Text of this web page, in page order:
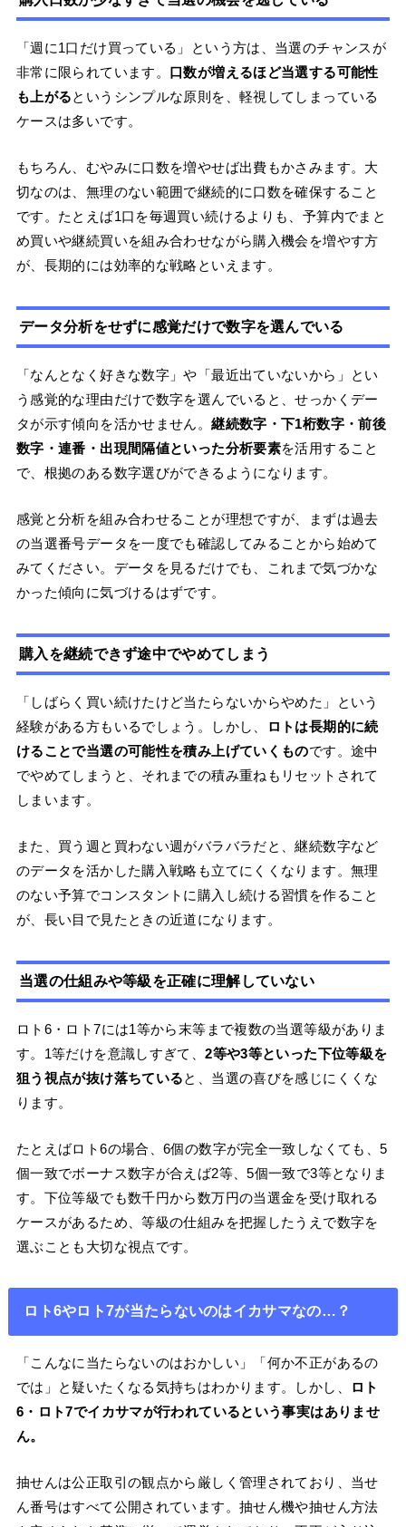
「週に1口だけ買っている」という方は、当選のチャンスが
非常に限られています。 口数が増えるほど当選する可能性
も上がるというシンプルな原則を、軽視してしまっている
ケースは多いです。
もちろん、むやみに口数を増やせば出費もかさみます。大
切なのは、無理のない範囲で継続的に口数を確保すること
です。たとえば1口を毎週買い続けるよりも、予算内でまと
め買いや継続買いを組み合わせながら購入機会を増やす方
が、長期的には効率的な戦略といえます。
データ分析をせずに感覚だけで数字を選んでいる
「なんとなく好きな数字」や「最近出ていないから」とい
う感覚的な理由だけで数字を選んでいると、せっかくデー
タが示す傾向を活かせません。継続数字・下1桁数字・前後
数字・連番・出現間隔値といった分析要素を活用すること
で、根拠のある数字選びができるようになります。
感覚と分析を組み合わせることが理想ですが、まずは過去
の当選番号データを一度でも確認してみることから始めて
みてください。データを見るだけでも、これまで気づかな
かった傾向に気づけるはずです。
購入を継続できず途中でやめてしまう
「しばらく買い続けたけど当たらないからやめた」という
経験がある方もいるでしょう。しかし、
ロトは長期的に続
けることで当選の可能性を積み上げていくものです。途中
でやめてしまうと、それまでの積み重ねもリセットされて
しまいます。
また、買う週と買わない週がバラバラだと、継続数字など
のデータを活かした購入戦略も立てにくくなります。無理
のない予算でコンスタントに購入し続ける習慣を作ること
が、長い目で見たときの近道になります。
当選の仕組みや等級を正確に理解していない
ロト6・ロト7には1等から末等まで複数の当選等級がありま
す。1等だけを意識しすぎて、2等や3等といった下位等級を
狙う視点が抜け落ちていると、当選の喜びを感じにくくな
ります。
たとえばロト6の場合、6個の数字が完全一致しなくても、5
個一致でボーナス数字が合えば2等、5個一致で3等となりま
す。下位等級でも数千円から数万円の当選金を受け取れる
ケースがあるため、等級の仕組みを把握したうえで数字を
選ぶことも大切な視点です。
ロト6やロト7が当たらないのはイカサマなの…？
「こんなに当たらないのはおかしい」「何か不正があるの
では」と疑いたくなる気持ちはわかります。しかし、
ロト
6・ロト7でイカサマが行われているという事実はありませ
ん。
抽せんは公正取引の観点から厳しく管理されており、当せ
ん番号はすべて公開されています。抽せん機や抽せん方法